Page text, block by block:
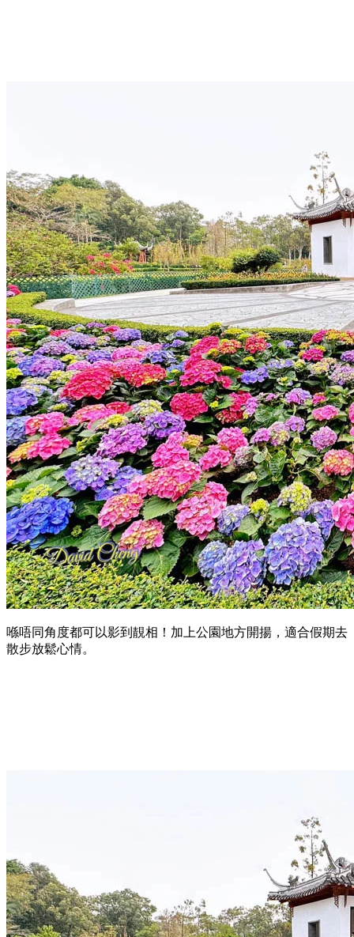
喺唔同角度都可以影到靚相！加上公園地方開揚，適合假期去
散步放鬆心情。